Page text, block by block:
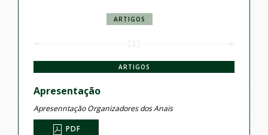
ARTIGOS
ARTIGOS
Apresentação
Apresenntação Organizadores dos Anais
PDF